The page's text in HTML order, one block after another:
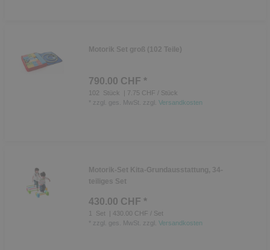
Motorik Set groß (102 Teile)
790.00 CHF *
102 Stück
| 7.75 CHF / Stück
zzgl. ges. MwSt. zzgl. Versandkosten
Motorik-Set Kita-Grundausstattung, 34-
teiliges Set
430.00 CHF *
1 Set
| 430.00 CHF / Set
zzgl. ges. MwSt. zzgl. Versandkosten